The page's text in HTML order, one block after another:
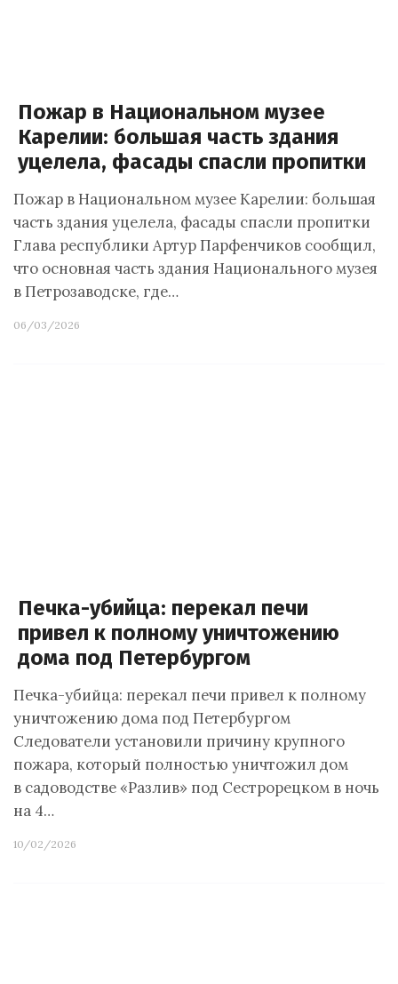
Пожар в Национальном музее
Карелии: большая часть здания
уцелела, фасады спасли пропитки
Пожар в Национальном музее Карелии: большая
часть здания уцелела, фасады спасли пропитки
Глава республики Артур Парфенчиков сообщил,
что основная часть здания Национального музея
в Петрозаводске, где…
06/03/2026
Печка-убийца: перекал печи
привел к полному уничтожению
дома под Петербургом
Печка-убийца: перекал печи привел к полному
уничтожению дома под Петербургом
Следователи установили причину крупного
пожара, который полностью уничтожил дом
в садоводстве «Разлив» под Сестрорецком в ночь
на 4…
10/02/2026